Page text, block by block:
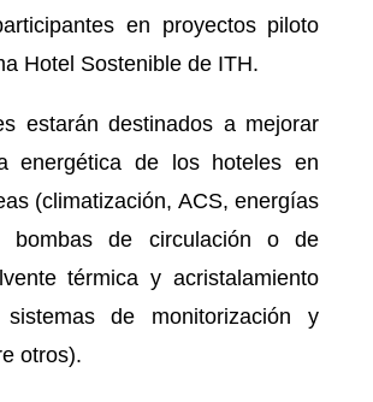
en proyectos piloto
Hotel Sostenible de ITH.
estarán destinados a mejorar
energética de los hoteles en
(climatización, ACS, energías
bombas de circulación o de
térmica y acristalamiento
sistemas de monitorización y
otros).